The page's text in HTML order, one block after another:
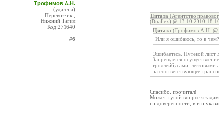
Трофимов А.Н.
(удалена)
Перевозчик ,
Нижний Тагил
Код:271640
#6
Цитата (Агентство
(Duallex) @ 13.10.2010
Цитата (Трофимов А.Н. @
Или я ошибаюсь, то в
Ошибаетесь. Путевой лист
Запрещается
троллейбусами, легковыми
на соответствующее
Спасибо, прочитал!
Может тупой вопрос я
по доверенности, в ттн